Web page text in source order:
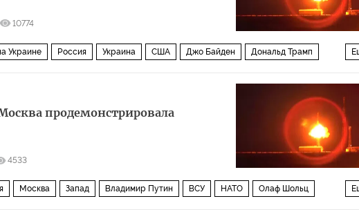
10774
Украине Россия Украина США Джо Байден Дональд Трамп
продемонстрировала
4533
Москва Запад Владимир Путин ВСУ НАТО Олаф Шольц